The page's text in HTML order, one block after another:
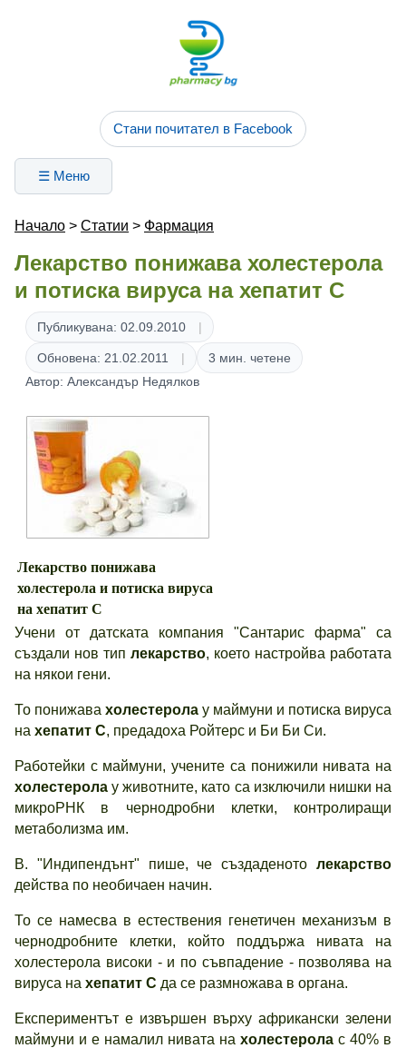
Стани почитател в Facebook
☰ Меню
Начало > Статии > Фармация
Лекарство понижава холестерола
и потиска вируса на хепатит С
Публикувана: 02.09.2010
Обновена: 21.02.2011
3 мин. четене
Автор: Александър Недялков
Лекарство понижава
холестерола и потиска вируса
на хепатит С
Учени от датската компания "Сантарис фарма" са
създали нов тип лекарство, което настройва работата
на някои гени.
То понижава холестерола у маймуни и потиска вируса
на хепатит С, предадоха Ройтерс и Би Би Си.
Работейки с маймуни, учените са понижили нивата на
холестерола у животните, като са изключили нишки на
микроРНК в чернодробни клетки, контролиращи
метаболизма им.
В. "Индипендънт" пише, че създаденото лекарство
действа по необичаен начин.
То се намесва в естествения генетичен механизъм в
чернодробните клетки, който поддържа нивата на
холестерола високи - и по съвпадение - позволява на
вируса на хепатит С да се размножава в органа.
Експериментът е извършен върху африкански зелени
маймуни и е намалил нивата на холестерола с 40% в